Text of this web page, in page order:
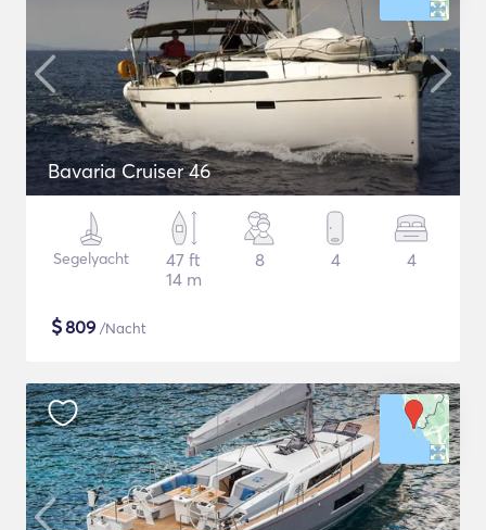
Bavaria Cruiser 46
Segelyacht
47 ft
14 m
8 4 4
$809 /Nacht